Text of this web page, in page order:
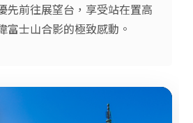
先前往展望台，享受站在置高
富士山合影的極致感動。